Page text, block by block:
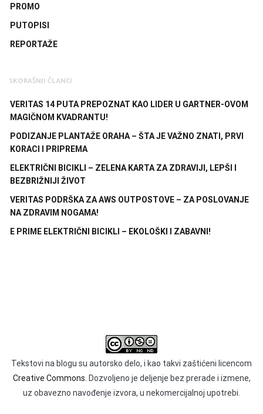
PROMO
PUTOPISI
REPORTAŽE
SKORAŠNJI ČLANCI
VERITAS 14 PUTA PREPOZNAT KAO LIDER U GARTNER-OVOM
MAGIČNOM KVADRANTU!
PODIZANJE PLANTAŽE ORAHA – ŠTA JE VAŽNO ZNATI, PRVI
KORACI I PRIPREMA
ELEKTRIČNI BICIKLI – ZELENA KARTA ZA ZDRAVIJI, LEPŠI I
BEZBRIŽNIJI ŽIVOT
VERITAS PODRŠKA ZA AWS OUTPOSTOVE – ZA POSLOVANJE
NA ZDRAVIM NOGAMA!
E PRIME ELEKTRIČNI BICIKLI – EKOLOŠKI I ZABAVNI!
Tekstovi na blogu su autorsko delo, i kao takvi zaštićeni licencom
Creative Commons. Dozvoljeno je deljenje bez prerade i izmene,
uz obavezno navođenje izvora, u nekomercijalnoj upotrebi.